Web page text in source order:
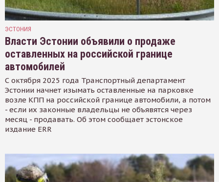
ЭСТОНИЯ
Власти Эстонии объявили о продаже
оставленных на российской границе
автомобилей
С октября 2025 года Транспортный департамент
Эстонии начнет изымать оставленные на парковке
возле КПП на российской границе автомобили, а потом
- если их законные владельцы не объявятся через
месяц - продавать. Об этом сообщает эстонское
издание ERR